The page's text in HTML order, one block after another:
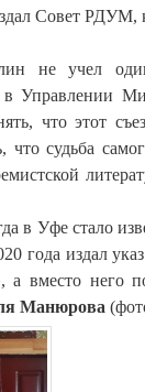
Совет
не учел
в Управлении
что этот
что судьба
в Уфе стало
года издал
а вместо него
Манюрова